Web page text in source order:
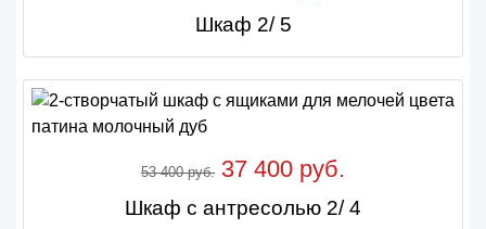
Шкаф 2/ 5
53 400 руб. 37 400 руб.
Шкаф с антресолью 2/ 4